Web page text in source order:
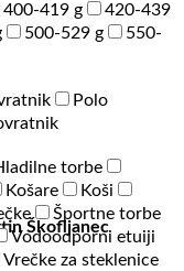
Škofljanec
400-419 g
420-439
500-529 g
550-
Polo
torbe
Košare
Koši
Športne torbe
Vodoodporni etuiji
Vrečke za steklenice